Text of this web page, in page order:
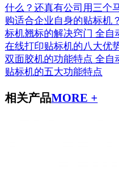
什么？还真有公司用三
购适合企业自身的贴标机？
标机翘标的解决窍门 全自
在线打印贴标机的八大优
双面胶机的功能特点 全自
贴标机的五大功能特点
相关产品MORE +